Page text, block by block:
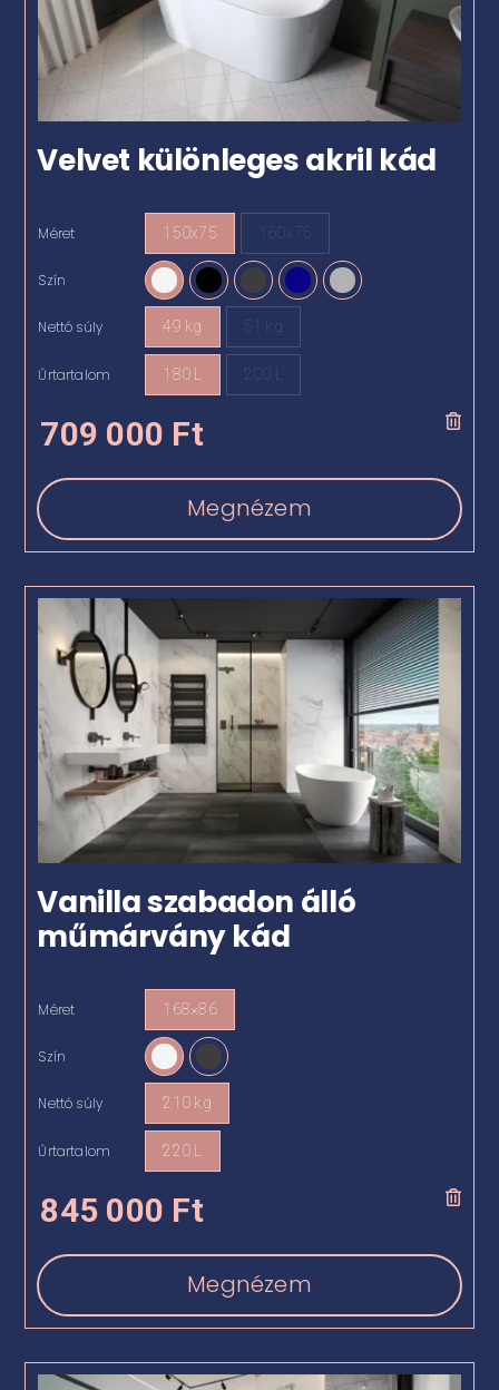
Velvet különleges akril kád
Méret 150x75 160x75
Szín
Nettó súly 49 kg 51 kg
Űrtartalom 180 L 200 L
709 000 Ft
Megnézem
Vanilla szabadon álló
műmárvány kád
Méret 168×86
Szín
Nettó súly 210 kg
Űrtartalom 220 L
845 000 Ft
Megnézem